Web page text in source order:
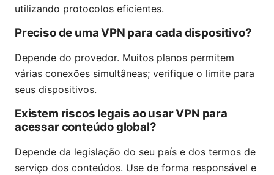
utilizando protocolos eficientes.
Preciso de uma VPN para cada dispositivo?
Depende do provedor. Muitos planos permitem
várias conexões simultâneas; verifique o limite para
seus dispositivos.
Existem riscos legais ao usar VPN para
acessar conteúdo global?
Depende da legislação do seu país e dos termos de
serviço dos conteúdos. Use de forma responsável e